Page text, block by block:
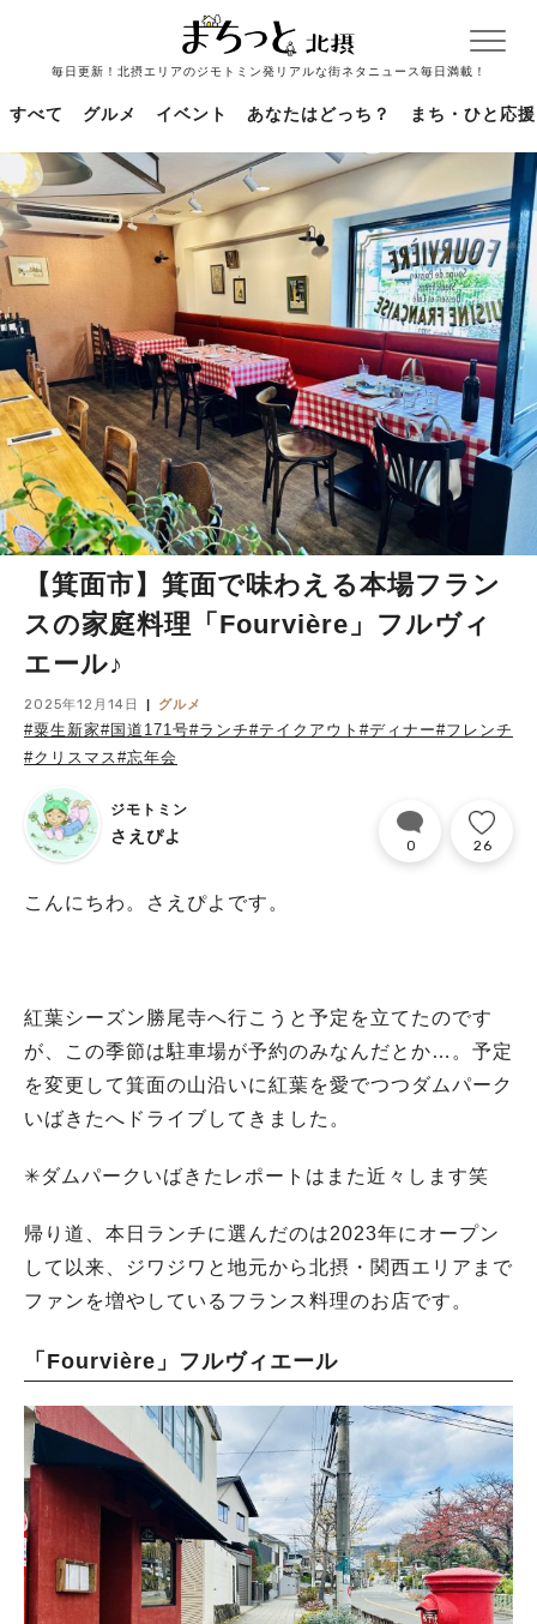
毎日更新！北摂エリアのジモトミン発リアルな街ネタニュース毎日満載！
すべて グルメ イベント あなたはどっち？ まち・ひと応援
【箕面市】箕面で味わえる本場フラン
スの家庭料理「Fourvière」フルヴィ
エール♪
2025年12月14日 グルメ
#粟生新家#国道171号#ランチ#テイクアウト #ディナー#フレンチ
#クリスマス#忘年会
ジモトミン
さえぴよ 0 26
こんにちわ。さえぴよです。
紅葉シーズン勝尾寺へ行こうと予定を立てたのです
が、この季節は駐車場が予約のみなんだとか…。予定
を変更して箕面の山沿いに紅葉を愛でつつダムパーク
いばきたへドライブしてきました。
✳︎ダムパークいばきたレポートはまた近々します笑
帰り道、本日ランチに選んだのは2023年にオープン
して以来、ジワジワと地元から北摂・関西エリアまで
ファンを増やしているフランス料理のお店です。
「Fourvière」フルヴィエール